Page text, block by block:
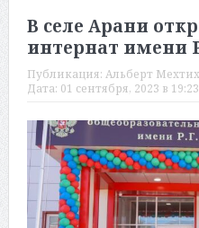
В селе Арани
интернат имени
Публикация: Альберт
Дата: 01 сентября, 2023 в 19:23